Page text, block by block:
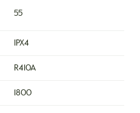
55
IPX4
R410A
1800